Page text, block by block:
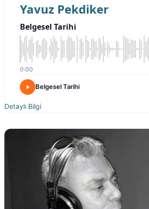
Yavuz Pekdiker
Belgesel Tarihi
0:00
Belgesel Tarihi
Detaylı Bilgi